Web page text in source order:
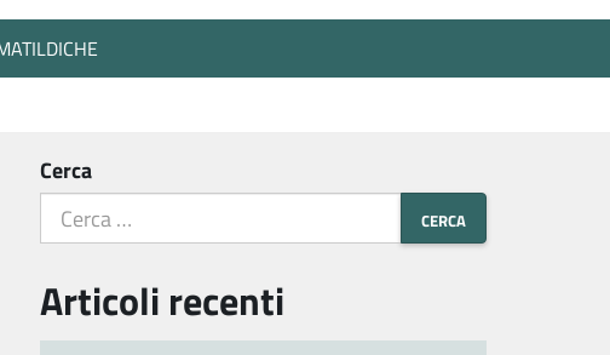
Cerca
Articoli recenti